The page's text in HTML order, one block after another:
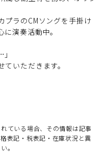
プラのCMソングを手掛け
演奏活動中。
いただきます。
ている場合、その情報は記事
表記・税表記・在庫状況と異
。